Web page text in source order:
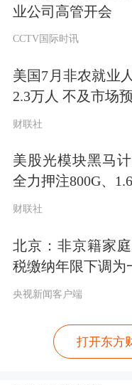
股多数下跌，
车跌逾3%。
美国非农数据
业公司高管开会
CCTV国际时讯
美国7月非农就业
2.3万人 不及市场
财联社
美股光模块黑马
全力押注800G、
财联社
北京：非京籍家
税缴纳年限下调为
央视新闻客户端
打开东方